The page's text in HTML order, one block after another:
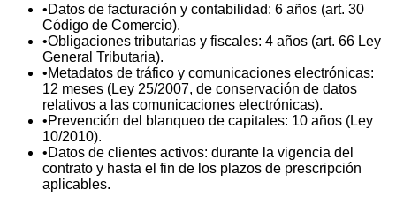
•Datos de facturación y contabilidad: 6 años (art. 30
Código de Comercio).
•Obligaciones tributarias y fiscales: 4 años (art. 66 Ley
General Tributaria).
•Metadatos de tráfico y comunicaciones electrónicas:
12 meses (Ley 25/2007, de conservación de datos
relativos a las comunicaciones electrónicas).
•Prevención del blanqueo de capitales: 10 años (Ley
10/2010).
•Datos de clientes activos: durante la vigencia del
contrato y hasta el fin de los plazos de prescripción
aplicables.